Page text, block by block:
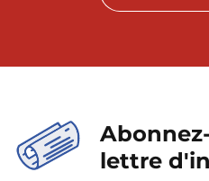
lettre